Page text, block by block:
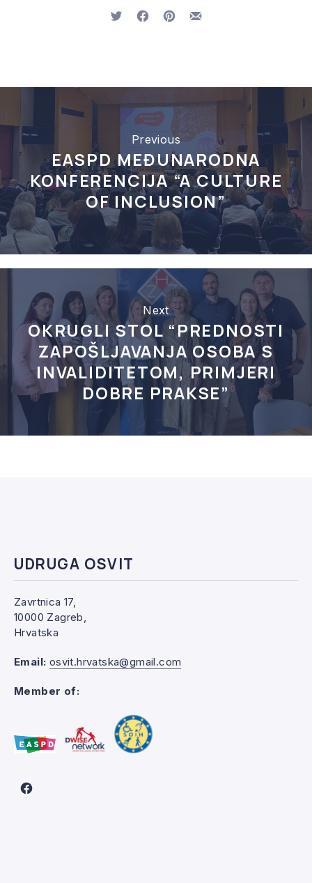
TweetShare on Facebook
Share on Pinterest
Share by Email
Previous
EASPD MEĐUNARODNA
KONFERENCIJA “A CULTURE
OF INCLUSION”
Next
OKRUGLI STOL “PREDNOSTI
ZAPOŠLJAVANJA OSOBA S
INVALIDITETOM, PRIMJERI
DOBRE PRAKSE”
UDRUGA OSVIT
Zavrtnica 17,
10000 Zagreb,
Hrvatska
Email: osvit.hrvatska@gmail.com
Member of:
New Window
PREVIOUS